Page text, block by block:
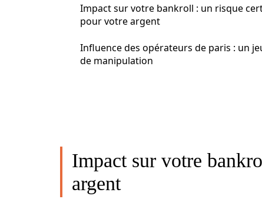
Impact sur votre bankroll : un risque
pour votre argent
Influence des opérateurs de paris : un
de manipulation
Impact sur votre
argent